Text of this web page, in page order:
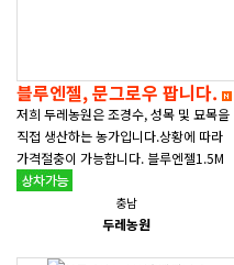
블루엔젤, 문그로우 팝니다.
저희 두레농원은 조경수, 성목 및 묘목을
직접 생산하는 농가입니다.상황에 따라
가격절충이 가능합니다. 블루엔젤1.5M
2.0M 2...
충남
두레농원